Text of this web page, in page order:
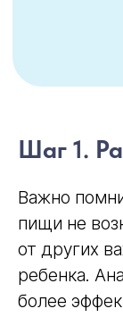
Шаг 1.
Важно
пищи не
от других
ребенка.
более